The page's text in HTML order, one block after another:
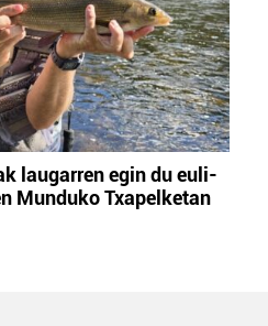
laugarren egin du euli-
Munduko Txapelketan